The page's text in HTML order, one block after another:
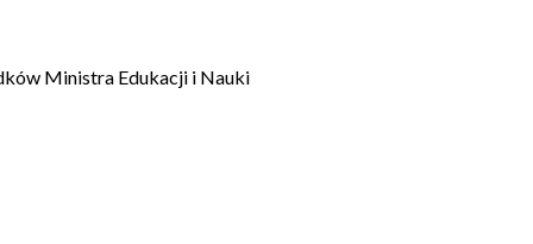
Ministra Edukacji i Nauki